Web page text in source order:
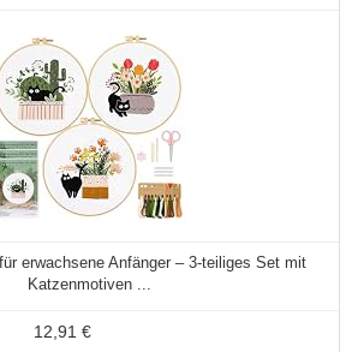
erwachsene Anfänger – 3-teiliges Set mit
Katzenmotiven ...
12,91 €